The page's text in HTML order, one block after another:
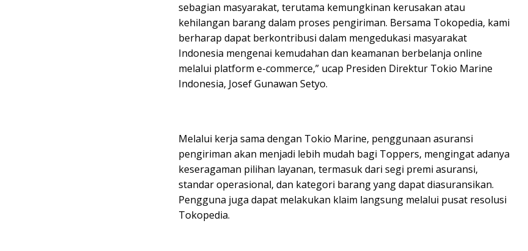
sebagian masyarakat, terutama kemungkinan kerusakan atau
kehilangan barang dalam proses pengiriman. Bersama Tokopedia, kami
berharap dapat berkontribusi dalam mengedukasi masyarakat
Indonesia mengenai kemudahan dan keamanan berbelanja online
melalui platform e-commerce,” ucap Presiden Direktur Tokio Marine
Indonesia, Josef Gunawan Setyo.
Melalui kerja sama dengan Tokio Marine, penggunaan asuransi
pengiriman akan menjadi lebih mudah bagi Toppers, mengingat adanya
keseragaman pilihan layanan, termasuk dari segi premi asuransi,
standar operasional, dan kategori barang yang dapat diasuransikan.
Pengguna juga dapat melakukan klaim langsung melalui pusat resolusi
Tokopedia.